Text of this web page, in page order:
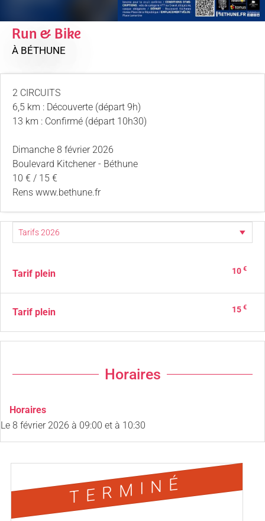
Run & Bike
À BÉTHUNE
2 CIRCUITS
6,5 km : Découverte (départ 9h)
13 km : Confirmé (départ 10h30)
Dimanche 8 février 2026
Boulevard Kitchener - Béthune
10 € / 15 €
Rens www.bethune.fr
Tarif plein 10 €
Tarif plein 15 €
Horaires
Horaires
Le 8 février 2026 à 09:00 et à 10:30
TERMINÉ